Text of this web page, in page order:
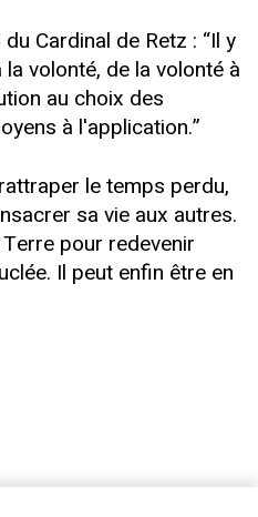
Cardinal de Retz : “Il y
volonté, de la volonté à
au choix des
à l'application.”
le temps perdu,
sa vie aux autres.
pour redevenir
Il peut enfin être en